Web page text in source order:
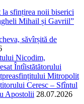
sfințirea noii biserici
Mihail și Gavriil”
săvîrșită de
Nicodim,
Întîistătătorului
Mitropolit
Ceresc – Sfîntul
Apostolii 28.07.2026